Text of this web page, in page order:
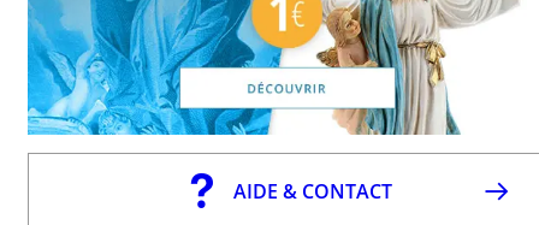
AIDE & CONTACT